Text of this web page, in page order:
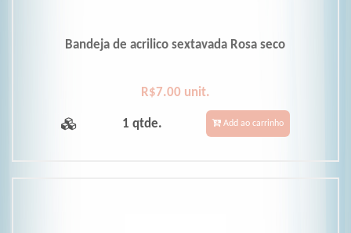
Bandeja de acrilico sextavada Rosa seco
R$7.00 unit.
1 qtde. Add ao carrinho